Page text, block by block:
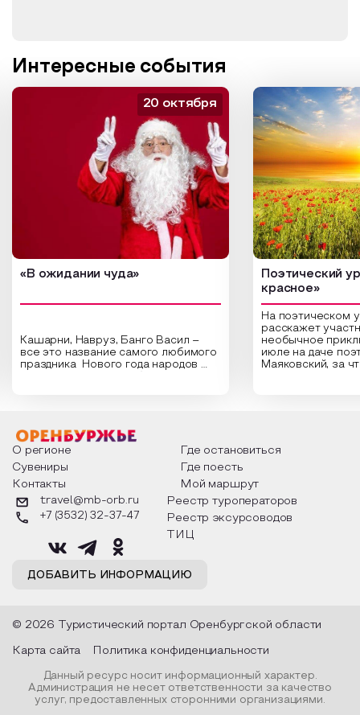
Интересные события
«В ожидании чуда»
Кашарни, Навруз, Банго Васил –
все это название самого любимого
праздника Нового года народов
о том, как встречают новый год в
разных уголках страны, какие
обряды совершают на удачу и
благополучие, в чем схожи и
различаются традиции. Кто такой
Дед Мороз и откуда он пришел, как
его называют в разных уголках
страны и как появились елочные
20 октября
Поэтический
красное»
На поэтическом
расскажет
необычное
июле на даче
Маяковский, за
Твардовского и
каждой строчке
восхищение
яркому времени
О регионе
Где остановиться
Сувениры
Где поесть
Контакты
Мой маршрут
ДОБАВИТЬ ИНФОРМАЦИЮ
travel@mb-orb.ru
+7 (3532) 32-37-47
Реестр туроператоров
Реестр эксурсоводов
ТИЦ
© 2026 Туристический портал Оренбургской области
Карта сайта Политика конфиденциальности
Данный ресурс носит информационный характер.
Администрация не несет ответственности за качество
услуг, предоставленных сторонними организациями.